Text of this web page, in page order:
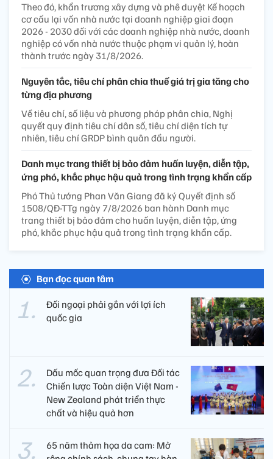
Theo đó, khẩn trương xây dựng và phê duyệt Kế hoạch
cơ cấu lại vốn nhà nước tại doanh nghiệp giai đoạn
2026 - 2030 đối với các doanh nghiệp nhà nước, doanh
nghiệp có vốn nhà nước thuộc phạm vi quản lý, hoàn
thành trước ngày 31/8/2026.
Nguyên tắc, tiêu chí phân chia thuế giá trị gia tăng cho
từng địa phương
Về tiêu chí, số liệu và phương pháp phân chia, Nghị
quyết quy định tiêu chí dân số, tiêu chí diện tích tự
nhiên, tiêu chí GRDP bình quân đầu người.
Danh mục trang thiết bị bảo đảm huấn luyện, diễn tập,
ứng phó, khắc phục hậu quả trong tình trạng khẩn cấp
Phó Thủ tướng Phan Văn Giang đã ký Quyết định số
1508/QĐ-TTg ngày 7/8/2026 ban hành Danh mục
trang thiết bị bảo đảm cho huấn luyện, diễn tập, ứng
phó, khắc phục hậu quả trong tình trạng khẩn cấp.
Bạn đọc quan tâm
Đối ngoại phải gắn với lợi ích
quốc gia
Dấu mốc quan trọng đưa Đối tác
Chiến lược Toàn diện Việt Nam -
New Zealand phát triển thực
chất và hiệu quả hơn
65 năm thảm họa da cam: Mở